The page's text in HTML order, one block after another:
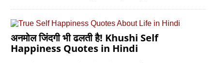
अनमोल जिंदगी भी ढलती है! Khushi Self
Happiness Quotes in Hindi